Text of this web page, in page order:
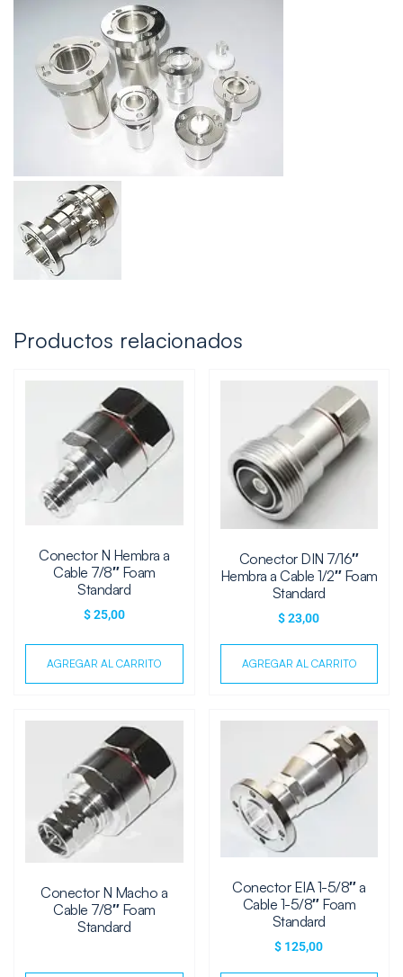
Productos relacionados
Conector N Hembra a
Cable 7/8″ Foam
Standard
$25,00
AGREGAR AL CARRITO
Conector DIN 7/16″
Hembra a Cable 1/2″ Foam
Standard
$23,00
AGREGAR AL CARRITO
Conector N Macho a
Cable 7/8″ Foam
Standard
Conector EIA 1-5/8″ a
Cable 1-5/8″ Foam
Standard
$ 125,00